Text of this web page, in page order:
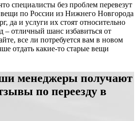
специалисты без проблем перевезут
по России из Нижнего Новгорода
, да и услуги их стоят относительно
– отличный шанс избавиться от
все ли потребуется вам в новом
отдать какие-то старые вещи
менеджеры получают
по переезду в